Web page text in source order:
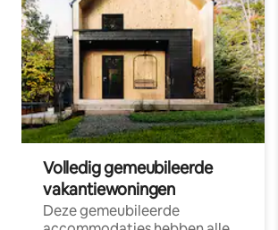
Volledig gemeubileerde
vakantiewoningen
Deze gemeubileerde